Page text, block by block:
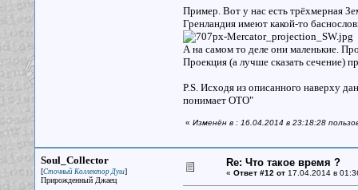
Пример. Вот у нас есть трёхмерная
Гренландия имеют какой-то
А на самом то деле они маленькие.
Проекция (а лучше сказать сечение)
P.S. Исходя из описанного наверху
понимает ОТО"
« Изменён в : 16.04.2014 в 23:18:28
Soul_Collector
[Сточный Коллектор Душ]
Прирожденный Джаец
Re: Что такое время ?
« Ответ #12 от17.04.2014 в